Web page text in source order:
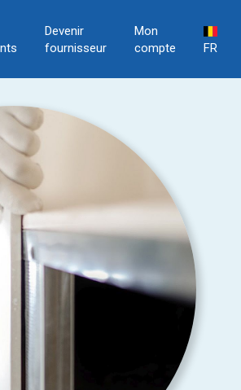
Devenir
fournisseur
Mon
compte
FR